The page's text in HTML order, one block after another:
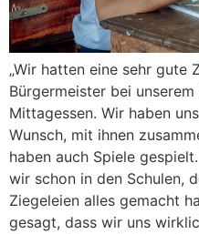
„Wir hatten eine sehr gute
Bürgermeister bei
Mittagessen. Wir haben
Wunsch, mit ihnen
haben auch Spiele
wir schon in den Schulen,
Ziegeleien alles gemacht
gesagt, dass wir uns